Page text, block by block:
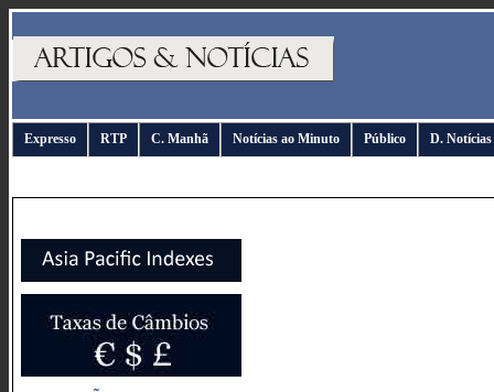
Expresso RTP C. Manhã Notícias ao Minuto Público D. Notícias